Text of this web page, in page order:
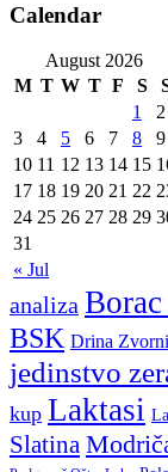
Calendar
August 2026
M T W T F S
« Jul
1
2
3
4 5 6 7 8
9
10 11 12 13 14 15
17 18 19 20 21 22
24 25 26 27 28 29
31
analiza
BSK Drina
jedinstvo
kup Laktasi
Slatina